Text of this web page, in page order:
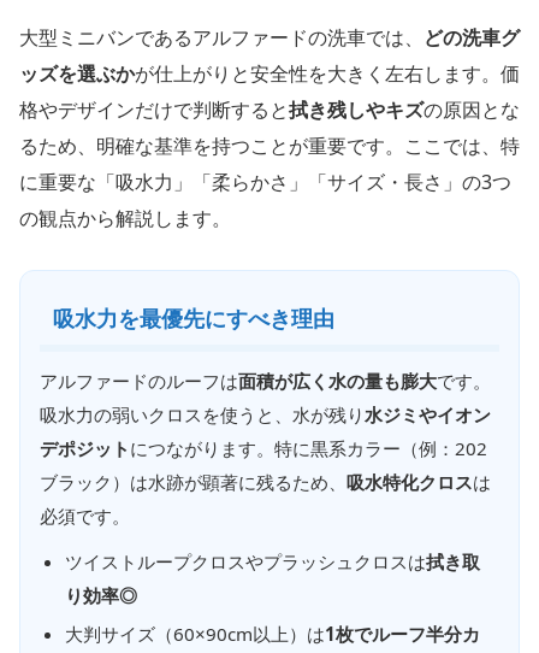
大型ミニバンであるアルファードの洗車では、 どの洗車グ
ッズを選ぶかが仕上がりと安全性を大きく左右します。価
格やデザインだけで判断すると拭き残しやキズの原因とな
るため、明確な基準を持つことが重要です。ここでは、特
に重要な「吸水力」「柔らかさ」「サイズ・長さ」の3つ
の観点から解説します。
吸水力を最優先にすべき理由
アルファードのルーフは面積が広く水の量も膨大です。
吸水力の弱いクロスを使うと、水が残り水ジミやイオン
デポジット につながります。特に黒系カラー（例：202
ブラック）は水跡が顕著に残るため、 吸水特化クロスは
必須です。
ツイストループクロスやプラッシュクロスは拭き取
り効率◎
大判サイズ（60×90cm以上）は1枚でルーフ半分カ